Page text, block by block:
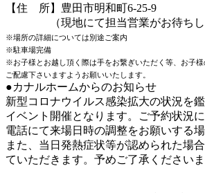
【住 所】豊田市明和町6-25-9
（現地にて担当営業がお待ちし
※場所の詳細については別途ご案内
※駐車場完備
※お子様とお越し頂く際は手をお繋ぎいただく等、お子
ご配慮下さいますようお願いいたします。
●カナルホームからのお知らせ
新型コロナウイルス感染拡大の状況を
イベント開催となります。ご予約状況
電話にて来場日時の調整をお願いする場
また、当日発熱症状等が認められた場
ていただきます。予めご了承くださいま